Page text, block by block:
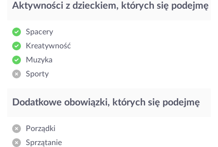
Aktywności z dzieckiem, których się podejmę
Spacery
Kreatywność
Muzyka
Sporty
Dodatkowe obowiązki, których się podejmę
Porządki
Sprzątanie